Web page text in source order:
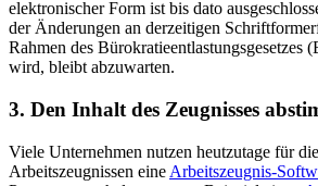
elektronischer Form ist bis dato
der Änderungen an derzeitigen
Rahmen des Bürokratieentlastungsgesetzes
wird, bleibt abzuwarten.
3. Den Inhalt des Zeugnisses
Viele Unternehmen nutzen heutzutage für
Arbeitszeugnissen eine Arbeitszeugnis-